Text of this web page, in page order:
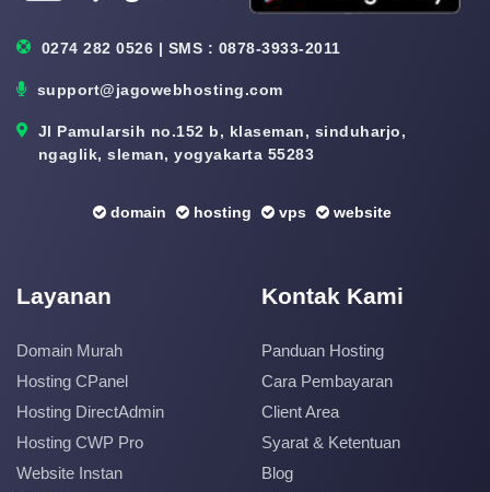
0274 282 0526 | SMS : 0878-3933-2011
support@jagowebhosting.com
Jl Pamularsih no.152 b, klaseman, sinduharjo,
ngaglik, sleman, yogyakarta 55283
domain hosting vps website
Layanan
Domain Murah
Hosting CPanel
Hosting DirectAdmin
Hosting CWP Pro
Website Instan
Kontak Kami
Panduan Hosting
Cara Pembayaran
Client Area
Syarat & Ketentuan
Blog